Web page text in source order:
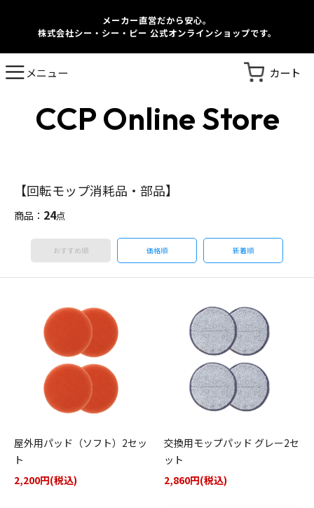
メーカー直営だから安心。
株式会社シー・シー・ピー 公式オンラインショップです。
メニュー カート
CCP Online Store
【回転モップ消耗品・部品】
商品： 24点
おすすめ順 価格順 新着順
屋外用パッド（ソフト）2セッ
ト
2,200円(税込)
交換用モップパッド グレー2セ
ット
2,860円(税込)